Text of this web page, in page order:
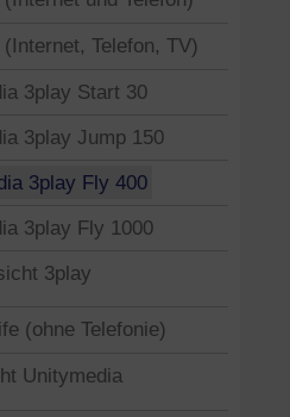
Telefon, TV)
3play Start 30
3play Jump 150
3play Fly 400
3play Fly 1000
3play
(ohne Telefonie)
Unitymedia